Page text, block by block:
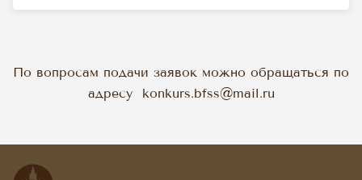
По вопросам подачи заявок можно обращаться по
адресу
konkurs.bfss@mail.ru